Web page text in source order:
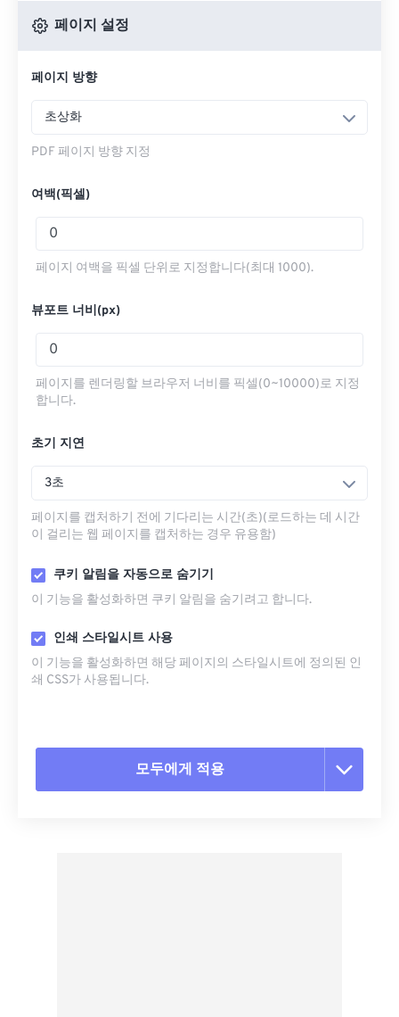
페이지 설정
페이지 방향
초상화
PDF 페이지 방향 지정
여백(픽셀)
페이지 여백을 픽셀 단위로 지정합니다(최대 1000).
뷰포트 너비(px)
페이지를 렌더링할 브라우저 너비를 픽셀(0~10000)로 지정
합니다.
초기 지연
3초
페이지를 캡처하기 전에 기다리는 시간(초)(로드하는 데 시간
이 걸리는 웹 페이지를 캡처하는 경우 유용함)
쿠키 알림을 자동으로 숨기기
이 기능을 활성화하면 쿠키 알림을 숨기려고 합니다.
인쇄 스타일시트 사용
이 기능을 활성화하면 해당 페이지의 스타일시트에 정의된 인
쇄 CSS가 사용됩니다.
모두에게 적용